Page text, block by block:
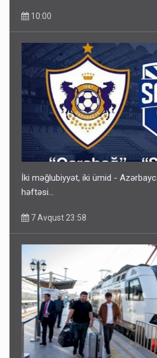
10:00
İki məğlubiyyət, iki ümid -
həftəsi...
7 Avqust 23:58